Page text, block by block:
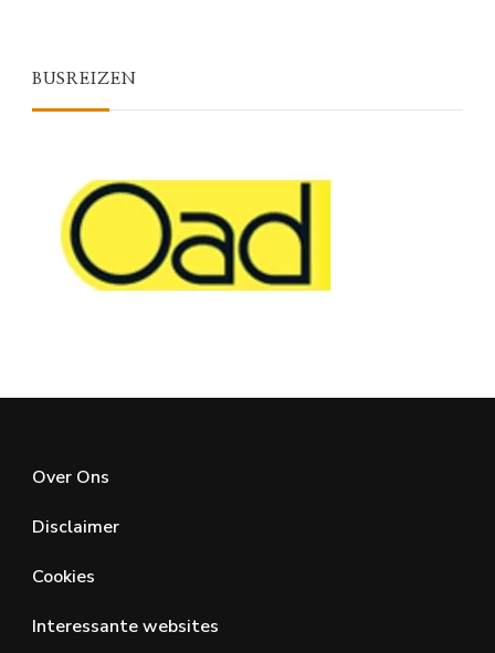
BUSREIZEN
Over Ons
Disclaimer
Cookies
Interessante websites